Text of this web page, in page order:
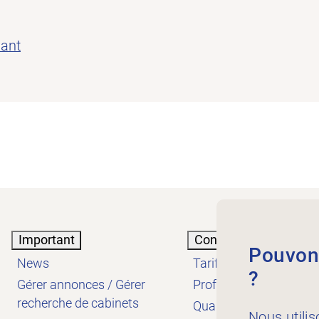
Important
News
Gérer annonces / Gérer
recherche de cabinets
Connaissances
Tarifs
Profession
Qualité
?